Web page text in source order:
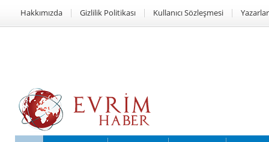
Hakkımızda Gizlilik Politikası Kullanıcı Sözleşmesi Yazarlar